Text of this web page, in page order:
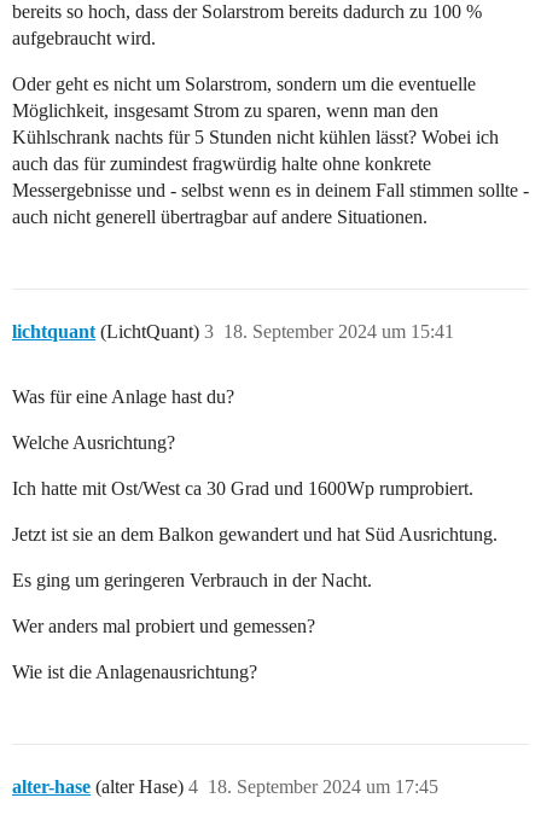
bereits so hoch, dass der Solarstrom bereits dadurch zu 100 %
aufgebraucht wird.
Oder geht es nicht um Solarstrom, sondern um die eventuelle
Möglichkeit, insgesamt Strom zu sparen, wenn man den
Kühlschrank nachts für 5 Stunden nicht kühlen lässt? Wobei ich
auch das für zumindest fragwürdig halte ohne konkrete
Messergebnisse und - selbst wenn es in deinem Fall stimmen sollte -
auch nicht generell übertragbar auf andere Situationen.
lichtquant (LichtQuant) 18. September 2024 um 15:41
3
Was für eine Anlage hast du?
Welche Ausrichtung?
Ich hatte mit Ost/West ca 30 Grad und 1600Wp rumprobiert.
Jetzt ist sie an dem Balkon gewandert und hat Süd Ausrichtung.
Es ging um geringeren Verbrauch in der Nacht.
Wer anders mal probiert und gemessen?
Wie ist die Anlagenausrichtung?
alter-hase (alter Hase) 18. September 2024 um 17:45
4